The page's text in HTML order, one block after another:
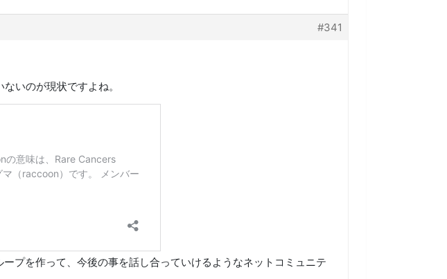
#341
いのが現状ですよね。
プを作って、今後の事を話し合っていけるようなネットコミュニテ